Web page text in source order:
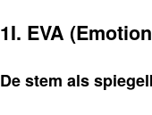
1I. EVA
De stem als